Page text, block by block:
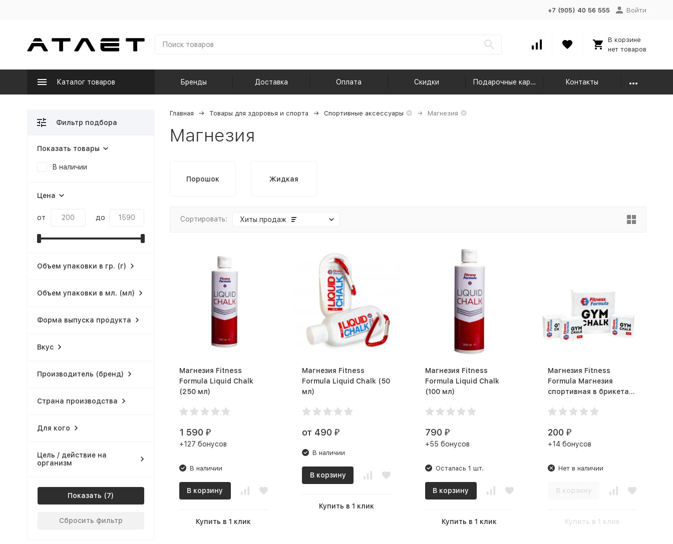
+7 (905) 40 56 555 Войти
В корзине
нет товаров
Каталог товаров Бренды Доставка Оплата Скидки Подарочные карты Контакты
Главная Товары для здоровья и спорта Спортивные аксессуары Магнезия
Магнезия
Порошок Жидкая
Сортировать: Хиты продаж
Магнезия Fitness
Formula Liquid Chalk
(250 мл)
1 590 ₽
+127 бонусов
В наличии
В корзину
Купить в 1 клик
Магнезия Fitness
Formula Liquid Chalk (50
мл)
от 490 ₽
В наличии
В корзину
Купить в 1 клик
Магнезия Fitness
Formula Liquid Chalk
(100 мл)
790 ₽
+55 бонусов
Осталась 1 шт.
В корзину
Купить в 1 клик
Магнезия Fitness
Formula Магнезия
спортивная в брикетах
200 ₽
+14 бонусов
Нет в наличии
В корзину
Купить в 1 клик
Фильтр подбора
Показать товары
В наличии
Цена
от до
Объем упаковки в гр. (г)
Объем упаковки в мл. (мл)
Форма выпуска продукта
Вкус
Производитель (бренд)
Страна производства
Для кого
Цель / действие на
организм
Показать
Сбросить фильтр